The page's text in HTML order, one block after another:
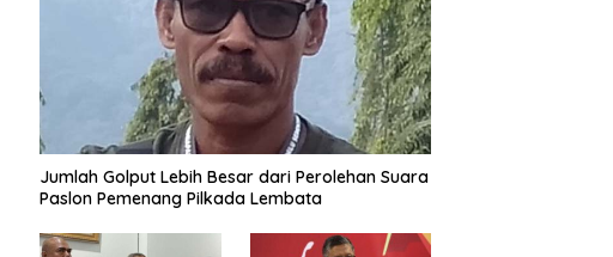
Jumlah Golput Lebih Besar dari Perolehan Suara
Paslon Pemenang Pilkada Lembata